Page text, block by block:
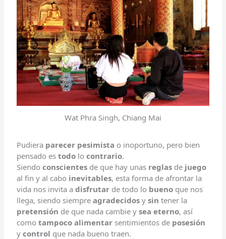
Wat Phra Singh, Chiang Mai
Pudiera parecer pesimista o inoportuno, pero bien
pensado estodo locontrario.
Siendoconscientes de que hay unas reglas de juego
al fin y al cabo inevitables, esta forma de afrontar la
vida nos invita adisfrutar de todo lo bueno que nos
llega, siendo siempreagradecidos ysin tener la
pretensión de que nada cambie ysea eterno, así
comotampoco alimentar sentimientos de posesión
ycontrol que nada bueno traen.